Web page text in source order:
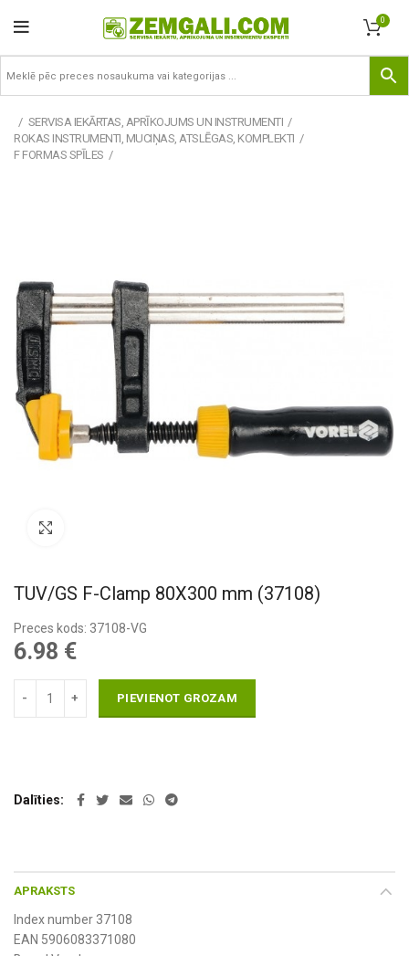
0
SERVISA IEKĀRTAS, APRĪKOJUMS UN INSTRUMENTI
ROKAS INSTRUMENTI, MUCIŅAS, ATSLĒGAS, KOMPLEKTI
F FORMAS SPĪLES
TUV/GS F-Clamp 80X300 mm (37108)
Preces kods: 37108-VG
6.98 €
PIEVIENOT GROZAM
Dalīties
APRAKSTS
Index number 37108
EAN 5906083371080